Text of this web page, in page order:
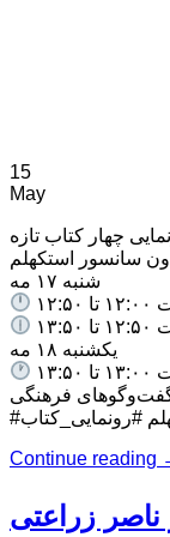
15
May
چهار کتاب تازه
سانسور استکهلم
شنبه ۱۷ مه
یکشنبه ۱۸ مه
گفت‌وگوهای فرهنگی
#رونمایی_کتاب
Continue reading
زراعتی